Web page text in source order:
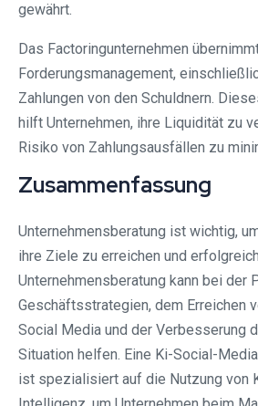
gewährt.
Das Factoringunternehmen
Forderungsmanagement,
Zahlungen von den Schuldnern.
hilft Unternehmen, ihre Liquidität zu
Risiko von Zahlungsausfällen zu
Zusammenfassung
Unternehmensberatung ist wichtig,
ihre Ziele zu erreichen und
Unternehmensberatung kann bei der
Geschäftsstrategien, dem Erreichen
Social Media und der Verbesserung
Situation helfen. Eine Ki-Social-
ist spezialisiert auf die Nutzung von